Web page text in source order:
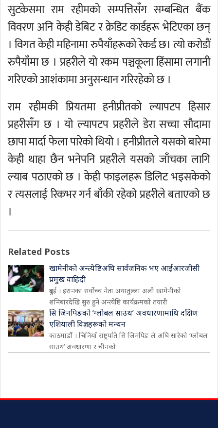
सुटकेसमा राम रहीमको सम्पत्तिसँग सम्बन्धित बैंक
विवरण अनि केही डेबिट र क्रेडिट कार्डहरू भेटिएका छन्
। विगत केही महिनामा रुपैयाँहरूको रेकर्ड छ। त्यो करोडौं
रुपैयाँमा छ । प्रहरीले यो रकम पञ्चकूला हिंसामा लगानी
गरिएको आशंकामा अनुसन्धान गरिरहेको छ ।
राम रहीमकी प्रियतमा हनीप्रीतको ल्यापटप हिसार
प्रहरीसँग छ । यो ल्यापटप प्रहरीले डेरा सच्चा सौदामा
छापा मार्दा फेला पारेको थियो । हनीप्रीतले यसको बारेमा
केही थाहा छैन भनेपनि प्रहरीले यसको जाँचका लागि
ल्याब पठाएको छ । केही फाइलहरू डिलिट भइसकेको
र त्यसलाई रिकभर गर्न बाँकी रहेको प्रहरीले बताएको छ
।
Related Posts
खामेनीको अन्त्येष्टिअघि सार्वजनिक भए आईआरजीसी
प्रमुख वाहिदी
दुबई । इरानका सर्वोच्च नेता अयातुल्ला अली खामेनीको
शनिबारदेखि सुरु हुने अन्त्येष्टि कार्यक्रमको तयारी
सि जिनपिङको ‘ग्लोबल साउथ’ अवधारणामाथि दक्षिण
एशियाली विज्ञहरूको मन्थन
काठमाडौं । चिनियाँ राष्ट्रपति सि जिनपिङ ले अघि सारेको ‘ग्लोबल
साउथ’ अवधारणा र चीनको